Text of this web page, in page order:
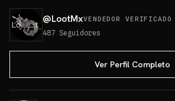
@LootMxVENDEDOR VERIFICADO
487 Seguidores
Ver Perfil Completo